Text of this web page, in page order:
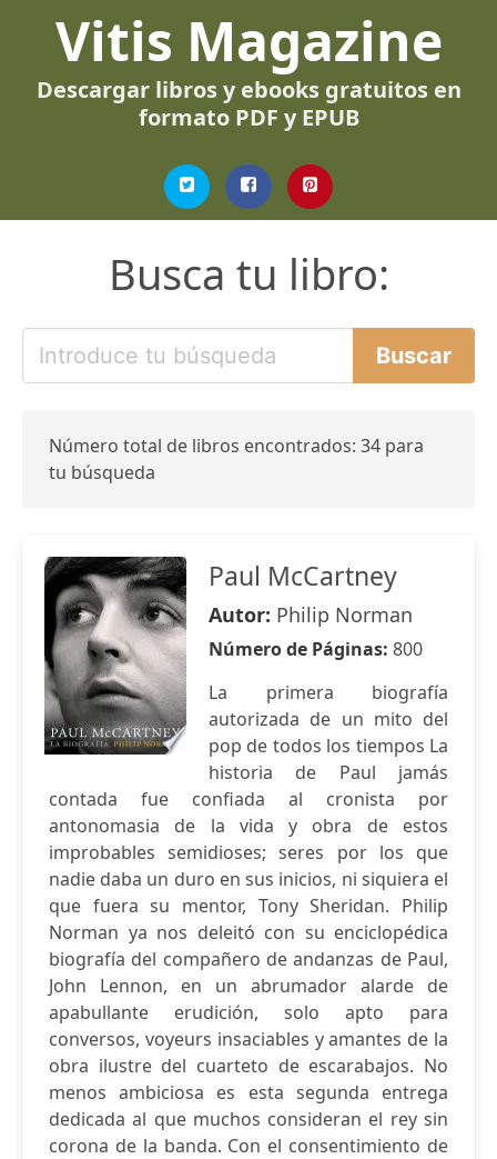
Vitis Magazine
Descargar libros y ebooks gratuitos en
formato PDF y EPUB
Busca tu libro:
Número total de libros encontrados: 34 para
tu búsqueda
Paul McCartney
Autor: Philip Norman
Número de Páginas: 800
La primera biografía
autorizada de un mito del
pop de todos los tiempos La
historia de Paul jamás
contada fue confiada al cronista por
antonomasia de la vida y obra de estos
improbables semidioses; seres por los que
nadie daba un duro en sus inicios, ni siquiera el
que fuera su mentor, Tony Sheridan. Philip
Norman ya nos deleitó con su enciclopédica
biografía del compañero de andanzas de Paul,
John Lennon, en un abrumador alarde de
apabullante erudición, solo apto para
conversos, voyeurs insaciables y amantes de la
obra ilustre del cuarteto de escarabajos. No
menos ambiciosa es esta segunda entrega
dedicada al que muchos consideran el rey sin
corona de la banda. Con el consentimiento de